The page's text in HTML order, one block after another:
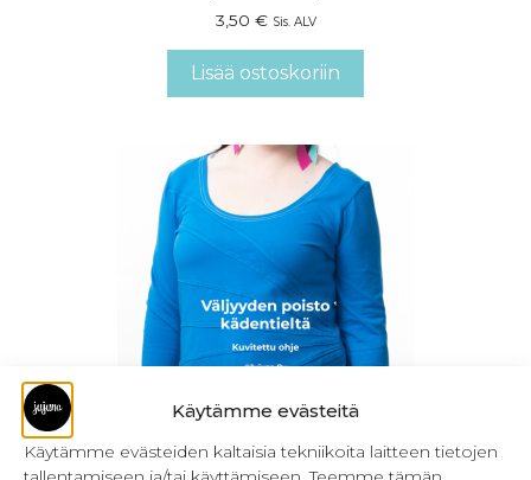
Käytämme evästeitä
Käytämme evästeiden kaltaisia tekniikoita laitteen tietojen
3,50 € Sis. ALV
Lisää ostoskoriin
Väljyyden poisto kädentieltä – ohje (ladattava)